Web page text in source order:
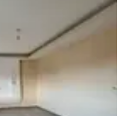
Mahallesi
2. Kat 07.08.2026